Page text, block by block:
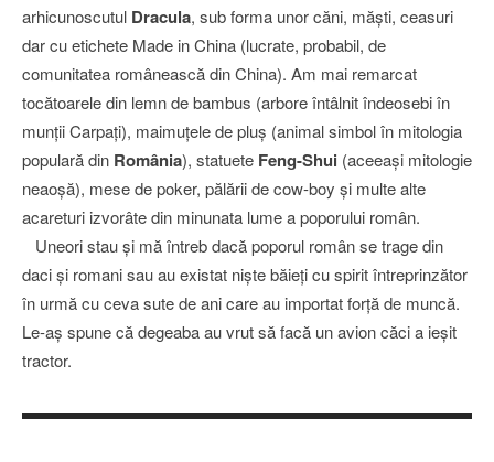
arhicunoscutul Dracula, sub forma unor căni, măşti, ceasuri
dar cu etichete Made in China (lucrate, probabil, de
comunitatea românească din China). Am mai remarcat
tocătoarele din lemn de bambus (arbore întâlnit îndeosebi în
munţii Carpaţi), maimuţele de pluş (animal simbol în mitologia
populară din România), statuete Feng-Shui (aceeaşi mitologie
neaoşă), mese de poker, pălării de cow-boy şi multe alte
acareturi izvorâte din minunata lume a poporului român.
Uneori stau şi mă întreb dacă poporul român se trage din
daci şi romani sau au existat nişte băieţi cu spirit întreprinzător
în urmă cu ceva sute de ani care au importat forţă de muncă.
Le-aş spune că degeaba au vrut să facă un avion căci a ieşit
tractor.